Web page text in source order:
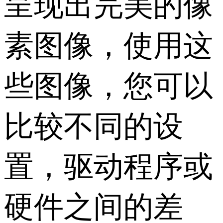
素图像，使用这
些图像，您可以
比较不同的设
置，驱动程序或
硬件之间的差